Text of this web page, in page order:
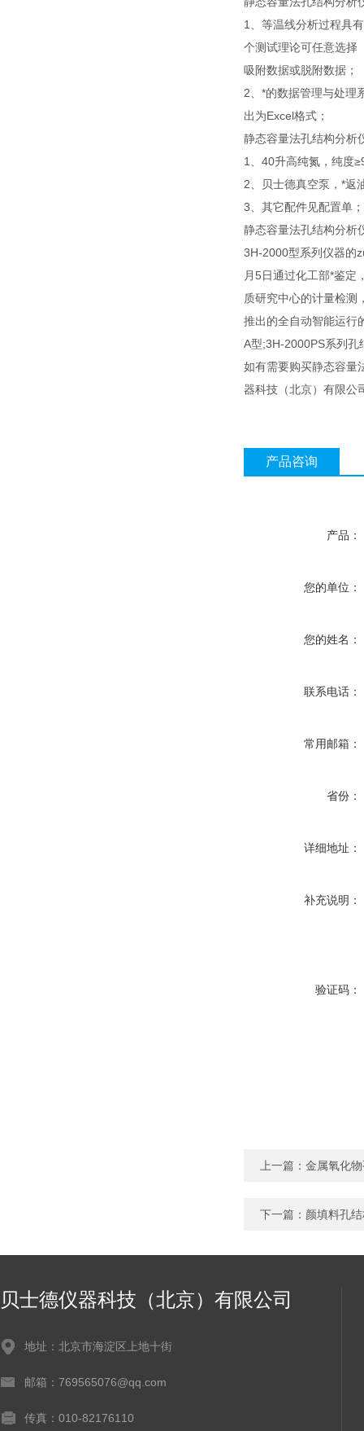
1、等温线分析过程具
个测试理论可任意选择
吸附数据或脱附数据；
2、*的数据管理与处理
出为Excel格式；
静态容量法孔结构分析
1、40升高纯氮，纯度
2、贝士德真空泵，*返
3、其它配件见配置单；
静态容量法孔结构分析
3H-2000型系列仪器的
月5日通过化工部*鉴
质研究中心的计量检
推出的全自动智能运行
A型;3H-2000PS系列孔
如有需要购买静态容量
器科技（北京）有限公
产品咨询
产品：
您的单位：
您的姓名：
联系电话：
常用邮箱：
省份：
详细地址：
补充说明：
验证码：
上一篇： 金属氧化
下一篇： 颜填料孔
贝士德仪器科技（北京）有限公司
地址：北京市海淀区上地十街
邮箱：769565076@qq.com
传真：010-82176110